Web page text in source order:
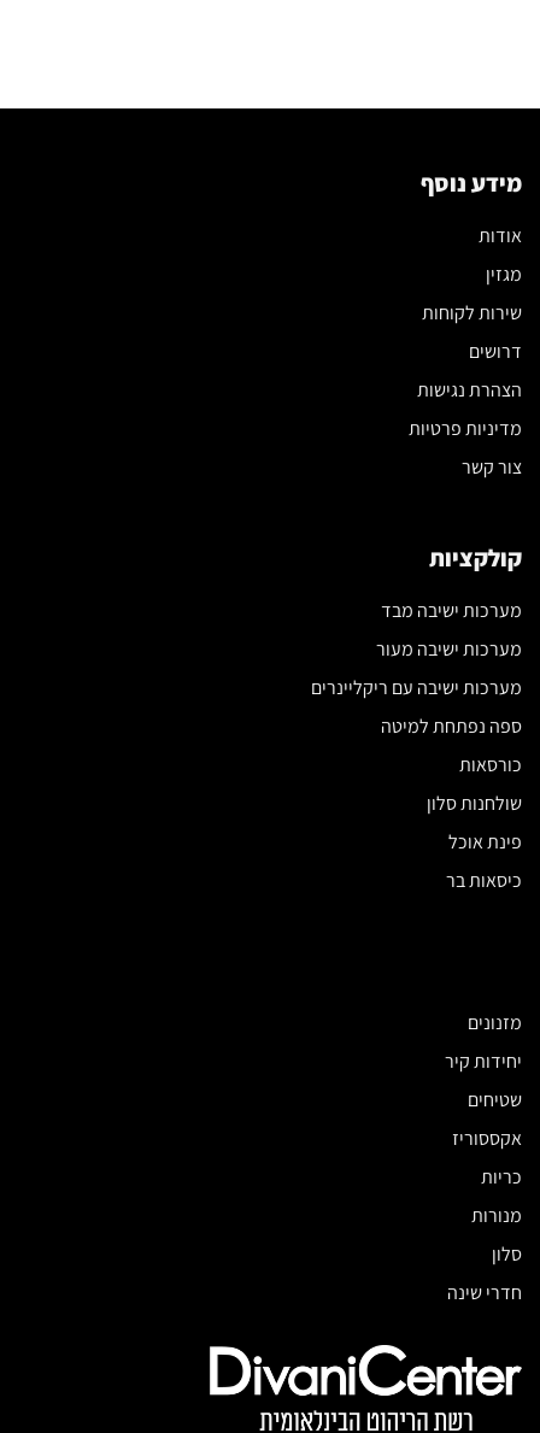
הספה
מידע נוסף
אודות
מגזין
שירות לקוחות
דרושים
הצהרת נגישות
מדיניות פרטיות
צור קשר
קולקציות
מערכות ישיבה מבד
מערכות ישיבה מעור
מערכות ישיבה עם ריקליינרים
ספה נפתחת למיטה
כורסאות
שולחנות סלון
פינת אוכל
כיסאות בר
מזנונים
יחידות קיר
שטיחים
אקססוריז
כריות
מנורות
סלון
חדרי שינה